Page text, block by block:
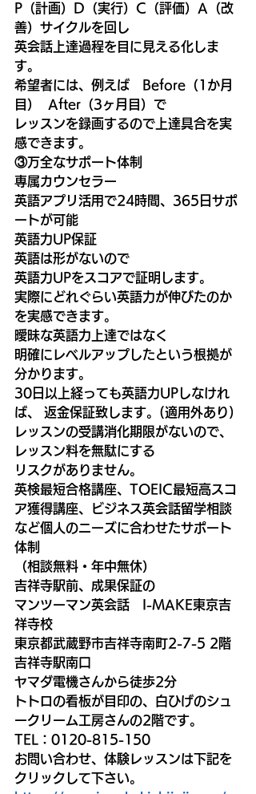
P（計画）D（実行）C（評価）A（改
善）サイクルを回し
英会話上達過程を目に見える化しま
す。
希望者には、例えば　Before（1か月
目）  After（3ヶ月目）で
レッスンを録画するので上達具合を実
感できます。
③万全なサポート体制
専属カウンセラー
英語アプリ活用で24時間、365日サポ
ートが可能
英語力UP保証
英語は形がないので
英語力UPをスコアで証明します。
実際にどれぐらい英語力が伸びたのか
を実感できます。
曖昧な英語力上達ではなく
明確にレベルアップしたという根拠が
分かります。
30日以上経っても英語力UPしなけれ
ば、 返金保証致します。(適用外あり)
レッスンの受講消化期限がないので、
レッスン料を無駄にする
リスクがありません。
英検最短合格講座、TOEIC最短高スコ
ア獲得講座、ビジネス英会話留学相談
など個人のニーズに合わせたサポート
体制
（相談無料・年中無休）
吉祥寺駅前、成果保証の
マンツーマン英会話　I-MAKE東京吉
祥寺校
東京都武蔵野市吉祥寺南町2-7-5 2階
吉祥寺駅南口
ヤマダ電機さんから徒歩2分
トトロの看板が目印の、白ひげのシュ
ークリーム工房さんの2階です。
TEL：0120-815-150
お問い合わせ、体験レッスンは下記を
クリックして下さい。